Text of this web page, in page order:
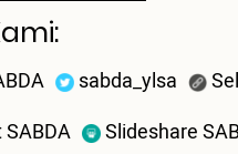
sabda_ylsa
Slideshare